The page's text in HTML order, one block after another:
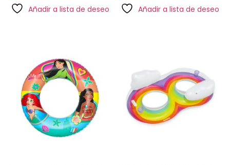
Añadir a lista de deseo Añadir a lista de deseo